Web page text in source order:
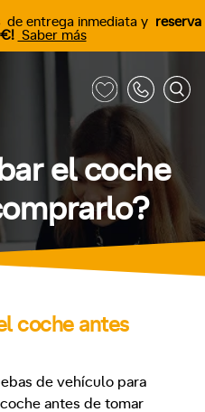
de entrega inmediata y reserva
Saber más
el coche
coche antes
de vehículo para
antes de tomar